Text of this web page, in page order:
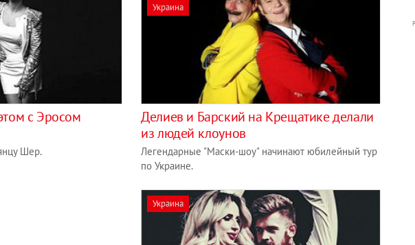
с Эросом
Шер.
Украина
​Делиев и Барский на Крещатике делали
из людей клоунов
Легендарные "Маски-шоу" начинают юбилейный тур
по Украине.
Украина